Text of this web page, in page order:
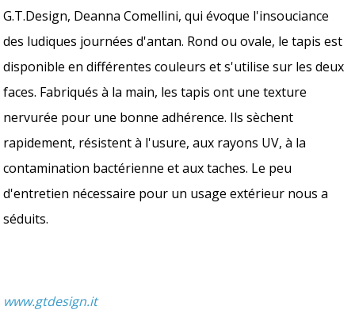
G.T.Design, Deanna Comellini, qui évoque l'insouciance
des ludiques journées d'antan. Rond ou ovale, le tapis est
disponible en différentes couleurs et s'utilise sur les deux
faces. Fabriqués à la main, les tapis ont une texture
nervurée pour une bonne adhérence. Ils sèchent
rapidement, résistent à l'usure, aux rayons UV, à la
contamination bactérienne et aux taches. Le peu
d'entretien nécessaire pour un usage extérieur nous a
séduits.
www.gtdesign.it